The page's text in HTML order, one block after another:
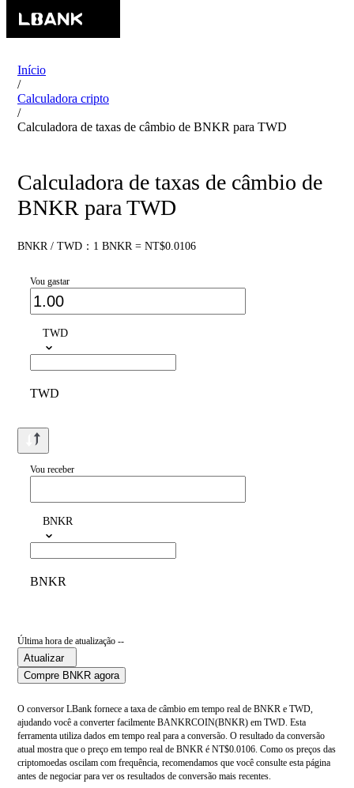
Início
/
Calculadora cripto
/
Calculadora de taxas de câmbio de BNKR para TWD
Calculadora de taxas de câmbio de
BNKR para TWD
BNKR / TWD：1 BNKR = NT$0.0106
Vou gastar
TWD
TWD
Vou receber
BNKR
BNKR
Última hora de atualização --
Atualizar
Compre BNKR agora
O conversor LBank fornece a taxa de câmbio em tempo real de BNKR e TWD,
ajudando você a converter facilmente BANKRCOIN(BNKR) em TWD. Esta
ferramenta utiliza dados em tempo real para a conversão. O resultado da conversão
atual mostra que o preço em tempo real de BNKR é NT$0.0106. Como os preços das
criptomoedas oscilam com frequência, recomendamos que você consulte esta página
antes de negociar para ver os resultados de conversão mais recentes.